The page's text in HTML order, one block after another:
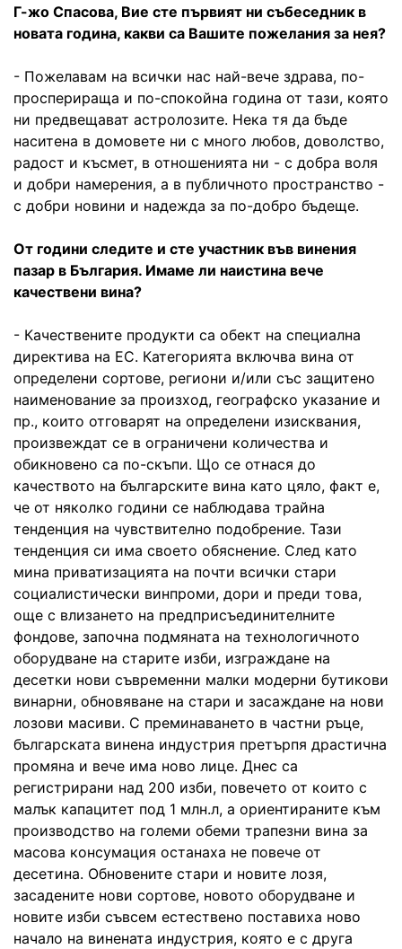
Г-жо Спасова, Вие сте първият ни събеседник в
новата година, какви са Вашите пожелания за нея?
- Пожелавам на всички нас най-вече здрава, по-
просперираща и по-спокойна година от тази, която
ни предвещават астролозите. Нека тя да бъде
наситена в домовете ни с много любов, доволство,
радост и късмет, в отношенията ни - с добра воля
и добри намерения, а в публичното пространство -
с добри новини и надежда за по-добро бъдеще.
От години следите и сте участник във винения
пазар в България. Имаме ли наистина вече
качествени вина?
- Качествените продукти са обект на специална
директива на ЕС. Категорията включва вина от
определени сортове, региони и/или със защитено
наименование за произход, географско указание и
пр., които отговарят на определени изисквания,
произвеждат се в ограничени количества и
обикновено са по-скъпи. Що се отнася до
качеството на българските вина като цяло, факт е,
че от няколко години се наблюдава трайна
тенденция на чувствително подобрение. Тази
тенденция си има своето обяснение. След като
мина приватизацията на почти всички стари
социалистически винпроми, дори и преди това,
още с влизането на предприсъединителните
фондове, започна подмяната на технологичното
оборудване на старите изби, изграждане на
десетки нови съвременни малки модерни бутикови
винарни, обновяване на стари и засаждане на нови
лозови масиви. С преминаването в частни ръце,
българската винена индустрия претърпя драстична
промяна и вече има ново лице. Днес са
регистрирани над 200 изби, повечето от които с
малък капацитет под 1 млн.л, а ориентираните към
производство на големи обеми трапезни вина за
масова консумация останаха не повече от
десетина. Обновените стари и новите лозя,
засадените нови сортове, новото оборудване и
новите изби съвсем естествено поставиха ново
начало на винената индустрия, която е с друга